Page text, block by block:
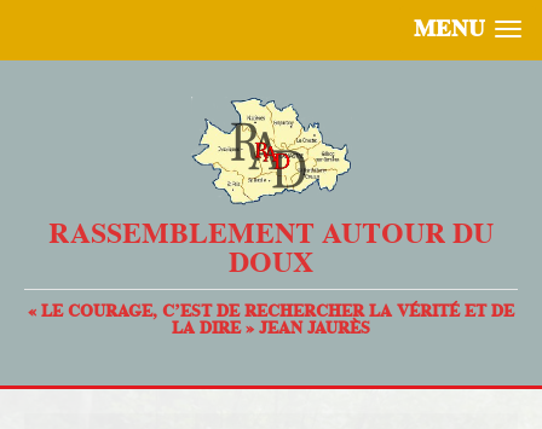
MENU
RASSEMBLEMENT AUTOUR DU
DOUX
« LE COURAGE, C’EST DE RECHERCHER LA VÉRITÉ ET DE
LA DIRE » JEAN JAURÈS